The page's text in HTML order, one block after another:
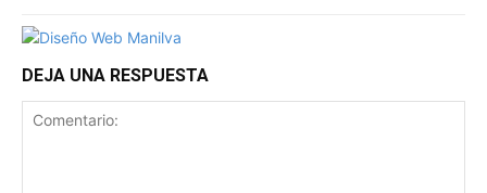
DEJA UNA RESPUESTA